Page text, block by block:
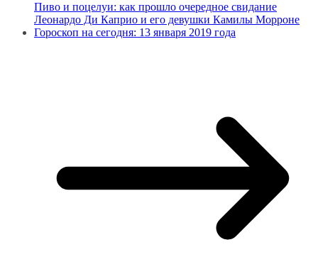
Пиво и поцелуи: как прошло очередное свидание
Леонардо Ди Каприо и его девушки Камилы Морроне
Гороскоп на сегодня: 13 января 2019 года